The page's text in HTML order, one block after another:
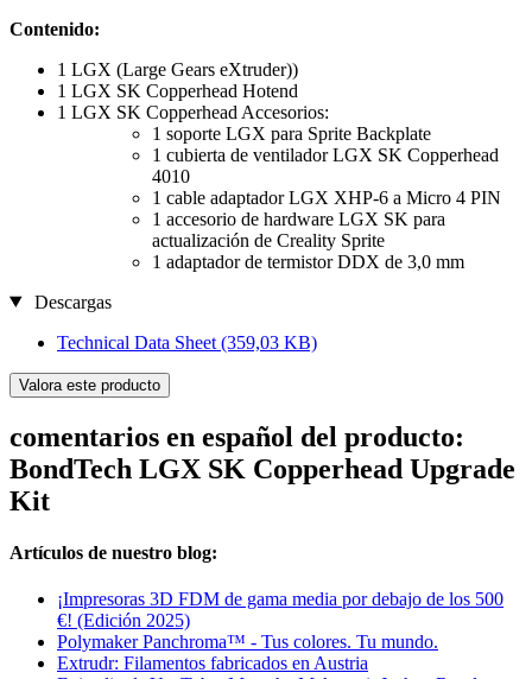
Contenido:
1 LGX (Large Gears eXtruder))
1 LGX SK Copperhead Hotend
1 LGX SK Copperhead Accesorios:
1 soporte LGX para Sprite Backplate
1 cubierta de ventilador LGX SK Copperhead
4010
1 cable adaptador LGX XHP-6 a Micro 4 PIN
1 accesorio de hardware LGX SK para
actualización de Creality Sprite
1 adaptador de termistor DDX de 3,0 mm
Descargas
Technical Data Sheet (359,03 KB)
Valora este producto
comentarios en español del producto:
BondTech LGX SK Copperhead Upgrade
Kit
Artículos de nuestro blog:
¡Impresoras 3D FDM de gama media por debajo de los 500
€! (Edición 2025)
Polymaker Panchroma™ - Tus colores. Tu mundo.
Extrudr: Filamentos fabricados en Austria